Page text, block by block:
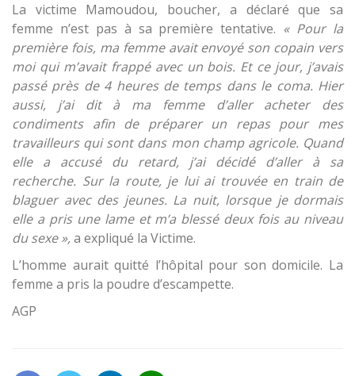
La victime Mamoudou, boucher, a déclaré que sa
femme n’est pas à sa première tentative. « Pour la
première fois, ma femme avait envoyé son copain vers
moi qui m’avait frappé avec un bois. Et ce jour, j’avais
passé près de 4 heures de temps dans le coma. Hier
aussi, j’ai dit à ma femme d’aller acheter des
condiments afin de préparer un repas pour mes
travailleurs qui sont dans mon champ agricole. Quand
elle a accusé du retard, j’ai décidé d’aller à sa
recherche. Sur la route, je lui ai trouvée en train de
blaguer avec des jeunes. La nuit, lorsque je dormais
elle a pris une lame et m’a blessé deux fois au niveau
du sexe »,a expliqué la Victime.
L’homme aurait quitté l’hôpital pour son domicile. La
femme a pris la poudre d’escampette.
AGP